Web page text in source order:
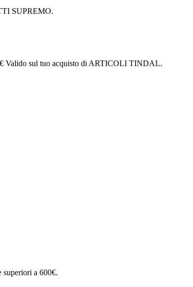
SUPREMO.
Valido sul tuo acquisto di ARTICOLI TINDAL.
superiori a 600€.